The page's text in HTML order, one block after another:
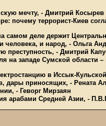
мечту, - Дмитрий Косырев
почему террорист-Киев
самом деле держит
человека, и народ, - Ольга
преступность, - Дмитрий
на западе Сумской области –
в Иссык-
дары приносящих, - Рената
- Геворг Мирзаян
арабами Средней Азии, -